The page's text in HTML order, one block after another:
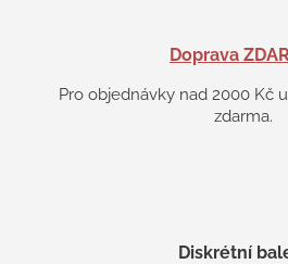
Doprava
Pro objednávky nad 2000 Kč
zdarma.
Diskrétní